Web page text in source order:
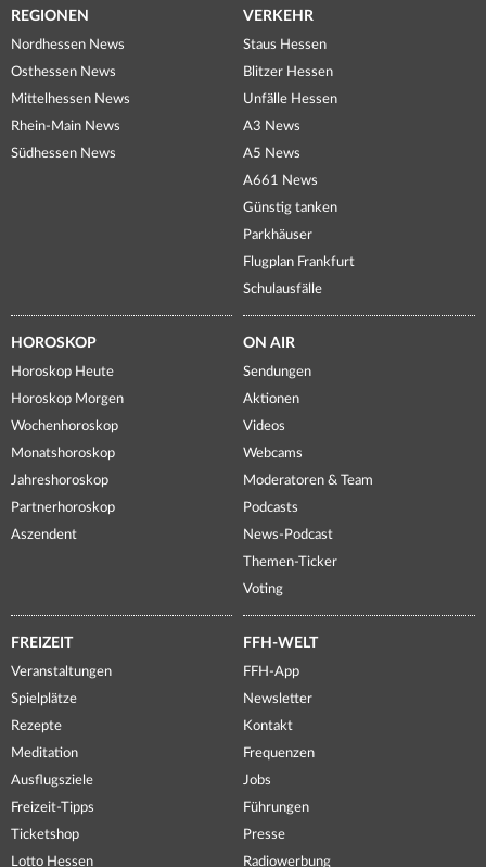
REGIONEN
Nordhessen News
Osthessen News
Mittelhessen News
Rhein-Main News
Südhessen News
VERKEHR
Staus Hessen
Blitzer Hessen
Unfälle Hessen
A3 News
A5 News
A661 News
Günstig tanken
Parkhäuser
Flugplan Frankfurt
Schulausfälle
HOROSKOP
Horoskop Heute
Horoskop Morgen
Wochenhoroskop
Monatshoroskop
Jahreshoroskop
Partnerhoroskop
Aszendent
ON AIR
Sendungen
Aktionen
Videos
Webcams
Moderatoren & Team
Podcasts
News-Podcast
Themen-Ticker
Voting
FREIZEIT
Veranstaltungen
Spielplätze
Rezepte
Meditation
Ausflugsziele
Freizeit-Tipps
Ticketshop
Lotto Hessen
FFH-WELT
FFH-App
Newsletter
Kontakt
Frequenzen
Jobs
Führungen
Presse
Radiowerbung